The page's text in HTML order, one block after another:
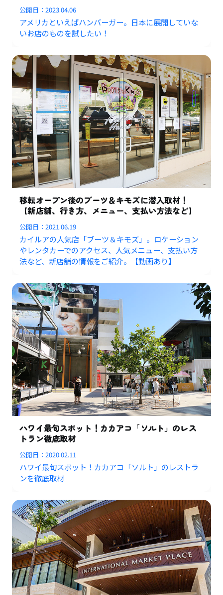
公開日：2023.04.06
アメリカといえばハンバーガー。日本に展開していな
いお店のものを試したい！
移転オープン後のブーツ＆キモズに潜入取材！
【新店舗、行き方、メニュー、支払い方法など】
公開日：2021.06.19
カイルアの人気店「ブーツ＆キモズ」。ロケーション
やレンタカーでのアクセス、人気メニュー、支払い方
法など、新店舗の情報をご紹介。【動画あり】
ハワイ最旬スポット！カカアコ「ソルト」のレス
トラン徹底取材
公開日：2020.02.11
ハワイ最旬スポット！カカアコ「ソルト」のレストラ
ンを徹底取材